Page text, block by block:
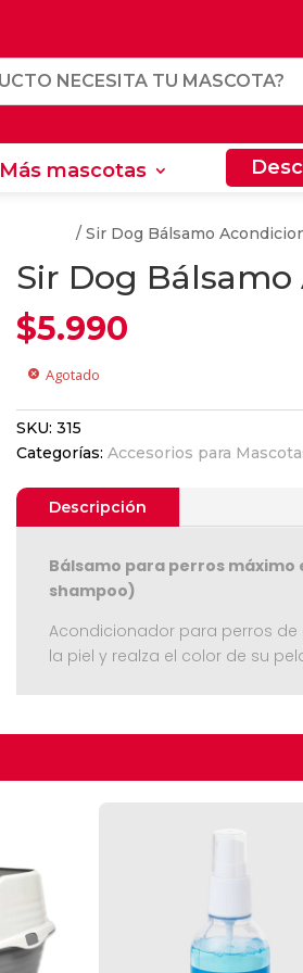
Más mascotas
/ Sir Dog Bálsamo
Sir Dog
$5.990
cancel Agotado
SKU: 315
Categorías: Accesorios para
Descripción
Bálsamo para perros
shampoo)
Acondicionador para perros
la piel y realza el color de su